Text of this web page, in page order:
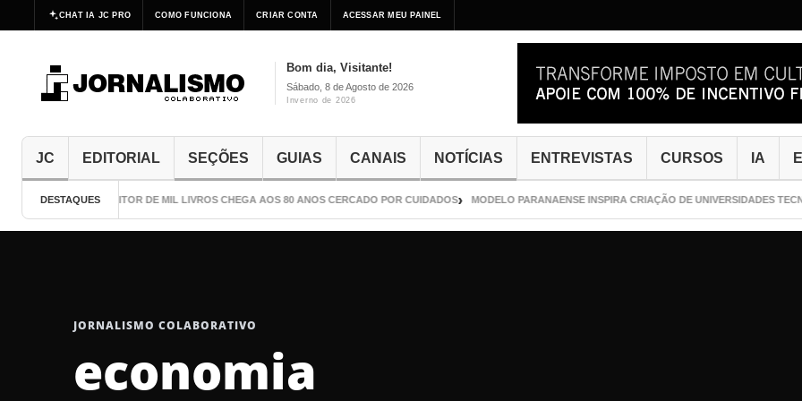
CHAT IA JC PRO COMO FUNCIONA CRIAR CONTA ACESSAR MEU PAINEL
Bom dia, Visitante!
Sábado, 8 de Agosto de 2026
Inverno de 2026
JC EDITORIAL SEÇÕES GUIAS CANAIS NOTÍCIAS ENTREVISTAS CURSOS IA
DESTAQUESO ESCRITOR DE MIL LIVROS CHEGA AOS 80 ANOS CERCADO POR CUIDADOS MODELO PARANAENSE INSPIRA CRIAÇÃO DE UNIVERSIDADES
JORNALISMO COLABORATIVO
economia